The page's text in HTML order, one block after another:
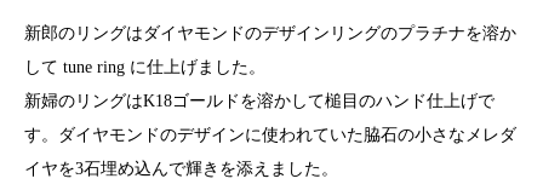
新郎のリングはダイヤモンドのデザインリングのプラチナを溶か
して tune ring に仕上げました。
新婦のリングはK18ゴールドを溶かして槌目のハンド仕上げで
す。ダイヤモンドのデザインに使われていた脇石の小さなメレダ
イヤを3石埋め込んで輝きを添えました。